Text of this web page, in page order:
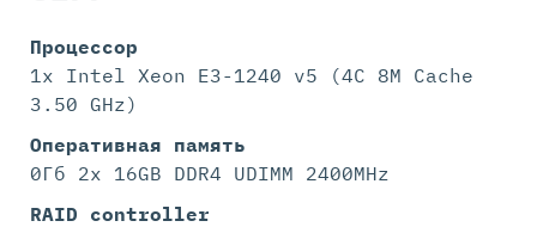
Процессор
1x Intel Xeon E3-1240 v5 (4C 8M Cache
3.50 GHz)
Оперативная память
0Гб 2x 16GB DDR4 UDIMM 2400MHz
RAID controller